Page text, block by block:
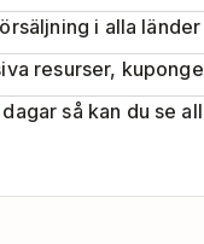
i alla
resurser,
så kan du se